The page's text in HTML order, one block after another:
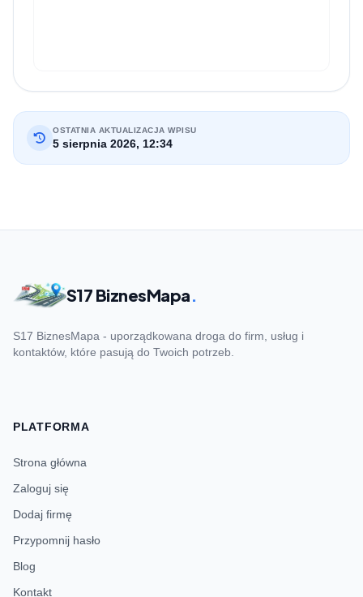
OSTATNIA AKTUALIZACJA WPISU
5 sierpnia 2026, 12:34
S17 BiznesMapa.
S17 BiznesMapa - uporządkowana droga do firm, usług i
kontaktów, które pasują do Twoich potrzeb.
PLATFORMA
Strona główna
Zaloguj się
Dodaj firmę
Przypomnij hasło
Blog
Kontakt